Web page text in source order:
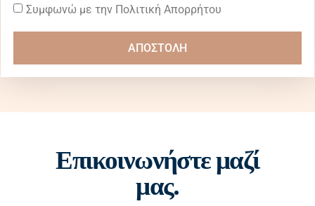
Συμφωνώ με την Πολιτική Απορρήτου
ΑΠΟΣΤΟΛΗ
Επικοινωνήστε μαζί
μας.